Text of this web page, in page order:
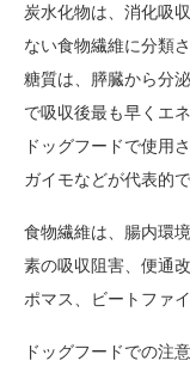
炭水化物は、消化吸
ない食物繊維に分類さ
糖質は、膵臓から分
で吸収後最も早くエ
ドッグフードで使用
ガイモなどが代表的で
食物繊維は、腸内環
素の吸収阻害、便通
ポマス、ビートファ
ドッグフードでの注